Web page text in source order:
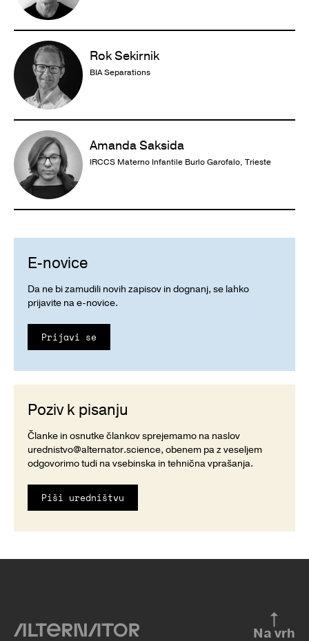
Rok Sekirnik
BIA Separations
Amanda Saksida
IRCCS Materno Infantile Burlo Garofalo, Trieste
E-novice
Da ne bi zamudili novih zapisov in dognanj, se lahko
prijavite na e-novice.
Prijavi se
Poziv k pisanju
Članke in osnutke člankov sprejemamo na naslov
urednistvo@alternator.science, obenem pa z veseljem
odgovorimo tudi na vsebinska in tehnična vprašanja.
Piši uredništvu
Na vrh